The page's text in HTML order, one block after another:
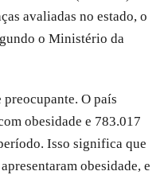
avaliadas no estado, o
o Ministério da
O país
obesidade e 783.017
Isso significa que
obesidade, e